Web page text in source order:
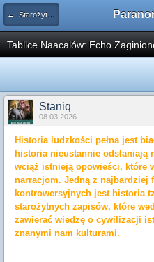
← Starożytne Cywilizacje
Tablice Naacalów: Echo
Staniq
08.03.2026
Historia ludzkości pełna jest
historia nieustannie odsłaniają
wciąż istnieją opowieści, które
narracjom. Jedną z najbardziej
kontrowersyjnych jest historia
starożytnych zapisów, które
zawierać wiedzę o cywilizacji
znanymi nam kulturami.